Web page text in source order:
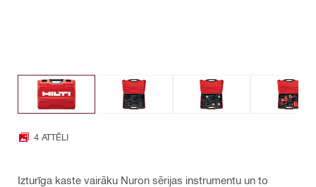
4 ATTĒLI
Izturīga kaste vairāku Nuron sērijas instrumentu un to